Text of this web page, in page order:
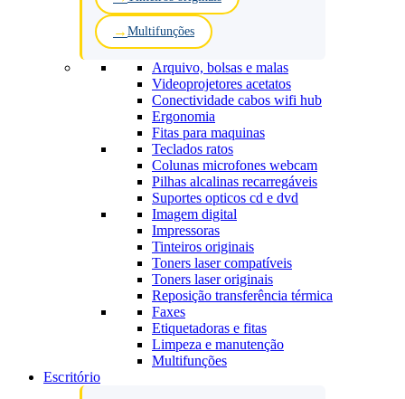
Multifunções
Arquivo, bolsas e malas
Videoprojetores acetatos
Conectividade cabos wifi hub
Ergonomia
Fitas para maquinas
Teclados ratos
Colunas microfones webcam
Pilhas alcalinas recarregáveis
Suportes opticos cd e dvd
Imagem digital
Impressoras
Tinteiros originais
Toners laser compatíveis
Toners laser originais
Reposição transferência térmica
Faxes
Etiquetadoras e fitas
Limpeza e manutenção
Multifunções
Escritório